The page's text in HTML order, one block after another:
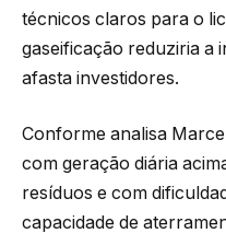
técnicos claros para o
gaseificação reduziria a
afasta investidores.
Conforme analisa
com geração diária
resíduos e com
capacidade de